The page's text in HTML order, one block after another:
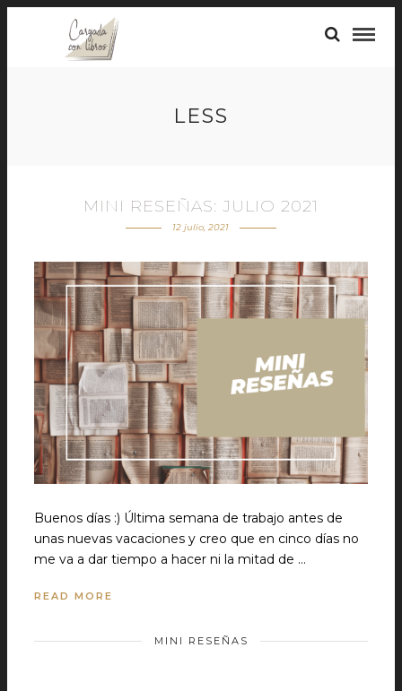
LESS
MINI RESEÑAS: JULIO 2021
12 julio, 2021
Buenos días :) Última semana de trabajo antes de
unas nuevas vacaciones y creo que en cinco días no
me va a dar tiempo a hacer ni la mitad de …
READ MORE
MINI RESEÑAS